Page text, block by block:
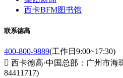
西卡BFM图书馆
联系德高
400-800-9889(工作日9:00~17:30)
 西卡德高·中国总部：广州市海
84411717)